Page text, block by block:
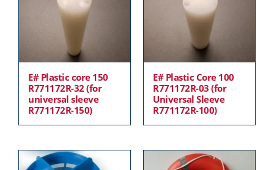
E# Plastic core 150
R771172R-32 (for
universal sleeve
R771172R-150)
E# Plastic Core 100
R771172R-03 (for
Universal Sleeve
R771172R-100)